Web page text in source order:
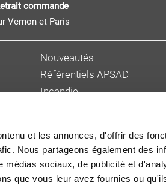
et les annonces, d'offrir des
Nous partageons également des
sociaux, de publicité et
que vous leur avez fournies ou
commande
Vernon et Paris
Nouveautés
Référentiels APSAD
Incendie
Gestion des risques
Cybersécurité